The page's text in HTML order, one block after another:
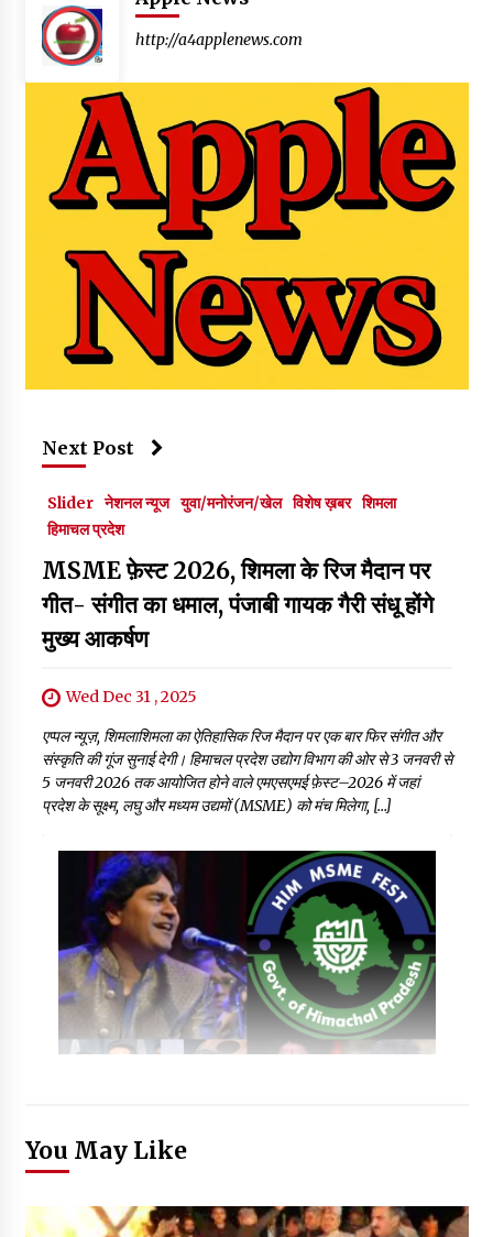
http://a4applenews.com
Next Post
Slider नेशनल न्यूज युवा/मनोरंजन/खेल विशेष ख़बर शिमला
हिमाचल प्रदेश
MSME फ़ेस्ट 2026, शिमला के रिज मैदान पर
गीत- संगीत का धमाल, पंजाबी गायक गैरी संधू होंगे
मुख्य आकर्षण
Wed Dec 31 , 2025
एप्पल न्यूज़, शिमलाशिमला का ऐतिहासिक रिज मैदान पर एक बार फिर संगीत और
संस्कृति की गूंज सुनाई देगी। हिमाचल प्रदेश उद्योग विभाग की ओर से 3 जनवरी से
5 जनवरी 2026 तक आयोजित होने वाले एमएसएमई फ़ेस्ट–2026 में जहां
प्रदेश के सूक्ष्म, लघु और मध्यम उद्यमों (MSME) को मंच मिलेगा, […]
You May Like